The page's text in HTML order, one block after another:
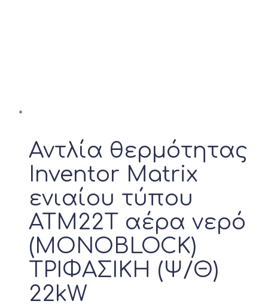
Αντλία θερμότητας
Inventor Matrix
ενιαίου τύπου
ATM22T αέρα νερό
(MONOBLOCK)
ΤΡΙΦΑΣΙΚΗ (Ψ/Θ)
22kW